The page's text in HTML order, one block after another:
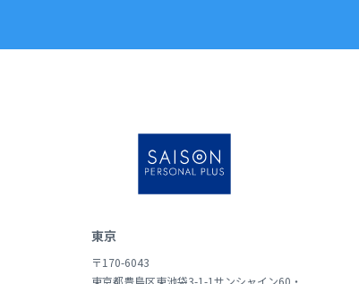
東京
〒170-6043
東京都豊島区東池袋3-1-1サンシャイン60・